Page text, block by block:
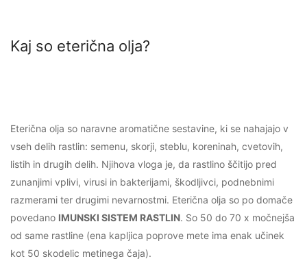
Kaj so eterična olja?
Eterična olja so naravne aromatične sestavine, ki se nahajajo v
vseh delih rastlin: semenu, skorji, steblu, koreninah, cvetovih,
listih in drugih delih. Njihova vloga je, da rastlino ščitijo pred
zunanjimi vplivi, virusi in bakterijami, škodljivci, podnebnimi
razmerami ter drugimi nevarnostmi. Eterična olja so po domače
povedano IMUNSKI SISTEM RASTLIN. So 50 do 70 x močnejša
od same rastline (ena kapljica poprove mete ima enak učinek
kot 50 skodelic metinega čaja).